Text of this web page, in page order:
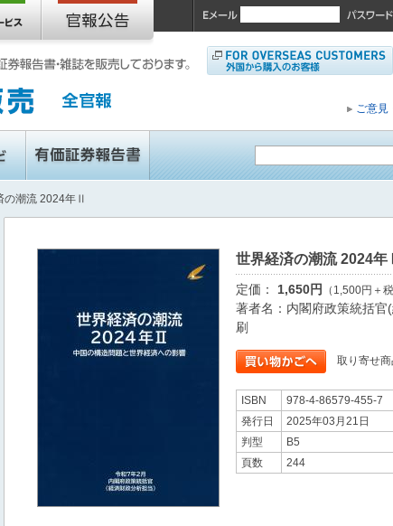
ご意見
の潮流 2024年Ⅱ
世界経済の潮流 2024年
定価： 1,650円 （1,500円＋税
著者名：内閣府政策統括
刷
取り寄せ商
ISBN
978-4-86579-455-7
発行日
2025年03月21日
判型
B5
頁数
244